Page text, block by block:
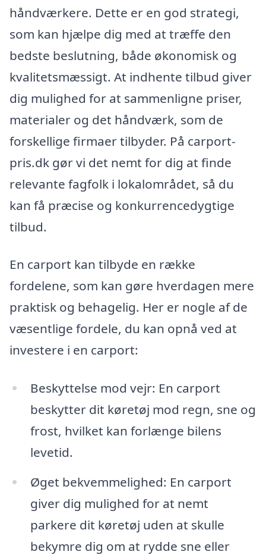
håndværkere. Dette er en god strategi,
som kan hjælpe dig med at træffe den
bedste beslutning, både økonomisk og
kvalitetsmæssigt. At indhente tilbud giver
dig mulighed for at sammenligne priser,
materialer og det håndværk, som de
forskellige firmaer tilbyder. På carport-
pris.dk gør vi det nemt for dig at finde
relevante fagfolk i lokalområdet, så du
kan få præcise og konkurrencedygtige
tilbud.
En carport kan tilbyde en række
fordelene, som kan gøre hverdagen mere
praktisk og behagelig. Her er nogle af de
væsentlige fordele, du kan opnå ved at
investere i en carport:
Beskyttelse mod vejr: En carport
beskytter dit køretøj mod regn, sne og
frost, hvilket kan forlænge bilens
levetid.
Øget bekvemmelighed: En carport
giver dig mulighed for at nemt
parkere dit køretøj uden at skulle
bekymre dig om at rydde sne eller